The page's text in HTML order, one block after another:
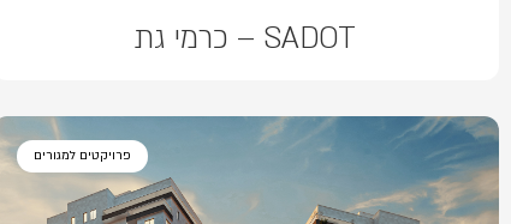
SADOT – כרמי גת
פרויקטים למגורים